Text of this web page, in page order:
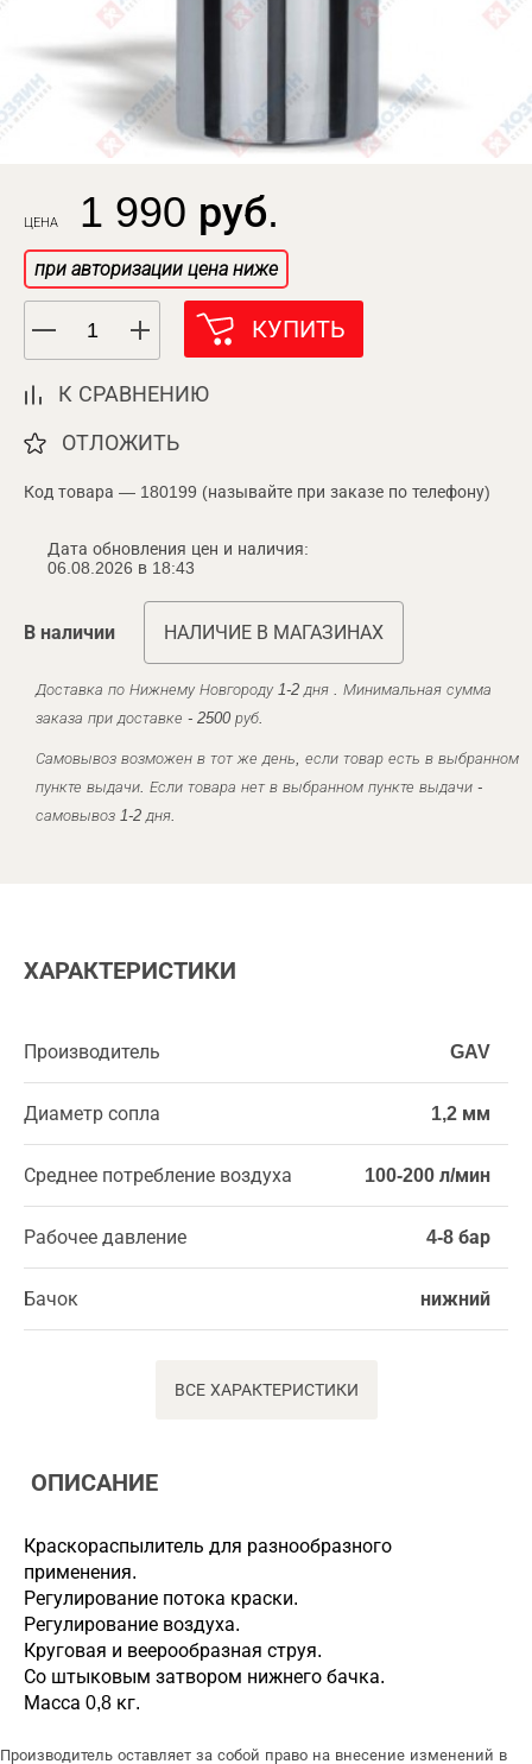
ЦЕНА 1 990 руб.
при авторизации цена ниже
КУПИТЬ
К СРАВНЕНИЮ
ОТЛОЖИТЬ
Код товара — 180199 (называйте при заказе по телефону)
Дата обновления цен и наличия:
06.08.2026 в 18:43
В наличии НАЛИЧИЕ В МАГАЗИНАХ
Доставка по Нижнему Новгороду 1-2 дня . Минимальная сумма
заказа при доставке - 2500 руб.
Самовывоз возможен в тот же день, если товар есть в выбранном
пункте выдачи. Если товара нет в выбранном пункте выдачи -
самовывоз 1-2 дня.
ХАРАКТЕРИСТИКИ
Производитель GAV
Диаметр сопла 1,2 мм
Среднее потребление воздуха 100-200 л/мин
Рабочее давление 4-8 бар
Бачок нижний
ВСЕ ХАРАКТЕРИСТИКИ
ОПИСАНИЕ
Краскораспылитель для разнообразного
применения.
Регулирование потока краски.
Регулирование воздуха.
Круговая и веерообразная струя.
Со штыковым затвором нижнего бачка.
Масса 0,8 кг.
Производитель оставляет за собой право на внесение изменений в